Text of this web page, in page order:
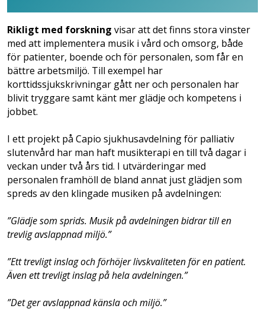
Rikligt med forskning visar att det finns stora vinster
med att implementera musik i vård och omsorg, både
för patienter, boende och för personalen, som får en
bättre arbetsmiljö. Till exempel har
korttidssjukskrivningar gått ner och personalen har
blivit tryggare samt känt mer glädje och kompetens i
jobbet.
I ett projekt på Capio sjukhusavdelning för palliativ
slutenvård har man haft musikterapi en till två dagar i
veckan under två års tid. I utvärderingar med
personalen framhöll de bland annat just glädjen som
spreds av den klingade musiken på avdelningen:
”Glädje som sprids. Musik på avdelningen bidrar till en
trevlig avslappnad miljö.”
”Ett trevligt inslag och förhöjer livskvaliteten för en patient.
Även ett trevligt inslag på hela avdelningen.”
”Det ger avslappnad känsla och miljö.”